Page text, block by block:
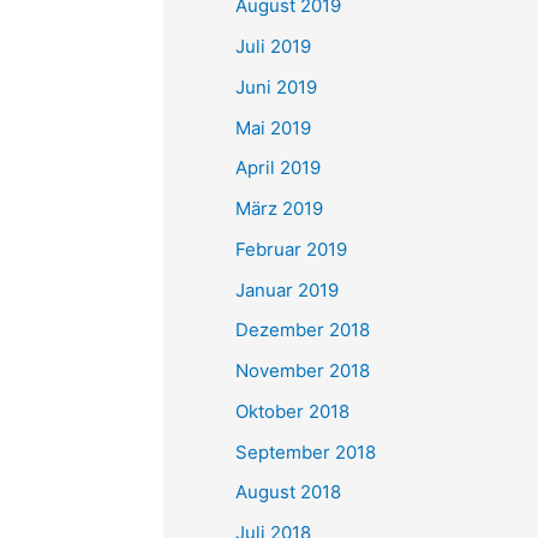
August 2019
Juli 2019
Juni 2019
Mai 2019
April 2019
März 2019
Februar 2019
Januar 2019
Dezember 2018
November 2018
Oktober 2018
September 2018
August 2018
Juli 2018